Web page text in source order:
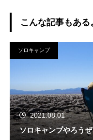
こんな記事もある
ソロキャンプ
2021.08.01
ソロキャンプやろう